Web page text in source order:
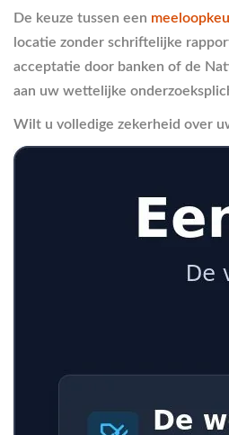
De keuze tussen een
locatie zonder schriftelijke
acceptatie door banken of de
aan uw wettelijke
Wilt u volledige zekerheid over